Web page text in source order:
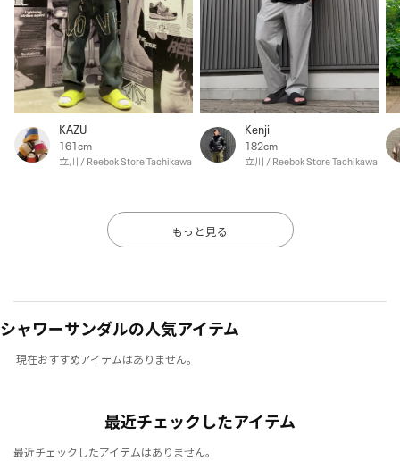
KAZU
161cm
立川 / Reebok Store Tachikawa
Kenji
182cm
立川 / Reebok Store Tachikawa
もっと見る
シャワーサンダルの人気アイテム
現在おすすめアイテムはありません。
最近チェックしたアイテム
最近チェックしたアイテムはありません。